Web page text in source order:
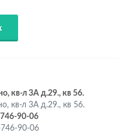
кв-л 3А д.29., кв 56.
кв-л 3А д.29., кв 56.
90-06
90-06